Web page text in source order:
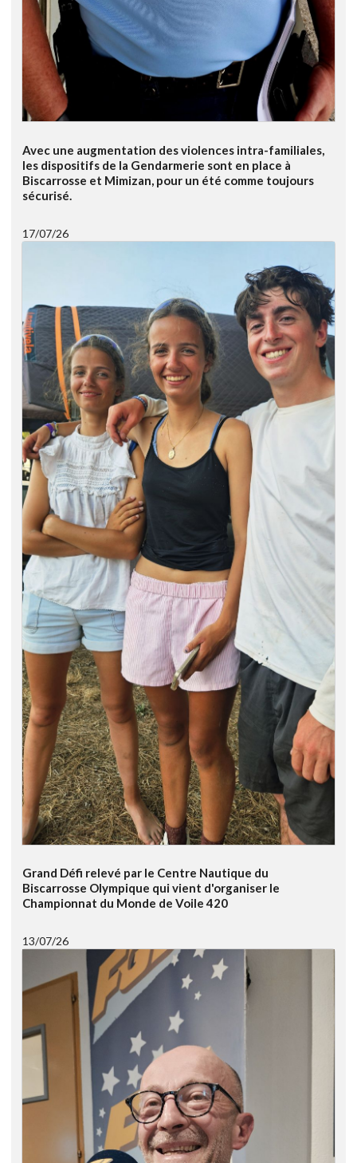
Avec une augmentation des violences intra-familiales,
les dispositifs de la Gendarmerie sont en place à
Biscarrosse et Mimizan, pour un été comme toujours
sécurisé.
17/07/26
Grand Défi relevé par le Centre Nautique du
Biscarrosse Olympique qui vient d'organiser le
Championnat du Monde de Voile 420
13/07/26